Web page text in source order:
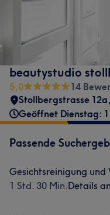
beautystudio
5,0
14
Stollbergstrasse 12a,
Geöffnet Dienstag:
Passende
Gesichtsreinigung und
1 Std. 30 Min.Details